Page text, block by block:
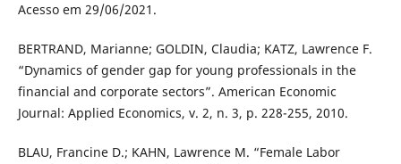
Acesso em 29/06/2021.
BERTRAND, Marianne; GOLDIN, Claudia; KATZ, Lawrence F.
“Dynamics of gender gap for young professionals in the
financial and corporate sectors”. American Economic
Journal: Applied Economics, v. 2, n. 3, p. 228-255, 2010.
BLAU, Francine D.; KAHN, Lawrence M. “Female Labor